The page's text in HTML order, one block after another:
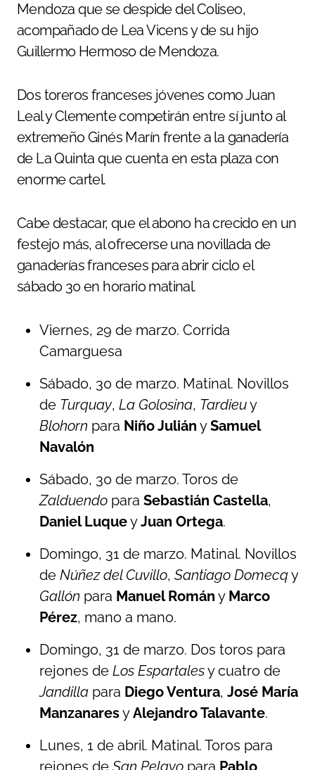
Mendoza que se despide del Coliseo,
acompañado de Lea Vicens y de su hijo
Guillermo Hermoso de Mendoza.
Dos toreros franceses jóvenes como Juan
Leal y Clemente competirán entre sí junto al
extremeño Ginés Marín frente a la ganadería
de La Quinta que cuenta en esta plaza con
enorme cartel.
Cabe destacar, que el abono ha crecido en un
festejo más, al ofrecerse una novillada de
ganaderías franceses para abrir ciclo el
sábado 30 en horario matinal.
Viernes, 29 de marzo. Corrida
Camarguesa
Sábado, 30 de marzo. Matinal. Novillos
de Turquay, La Golosina, Tardieuy
Blohorn para Niño Julián ySamuel
Navalón
Sábado, 30 de marzo. Toros de
Zalduendo para Sebastián Castella,
Daniel LuqueyJuan Ortega.
Domingo, 31 de marzo. Matinal. Novillos
de Núñez del Cuvillo, Santiago Domecqy
Gallón para Manuel Román y Marco
Pérez, mano a mano.
Domingo, 31 de marzo. Dos toros para
rejones de Los Espartalesy cuatro de
Jandilla para Diego Ventura, José María
ManzanaresyAlejandro Talavante.
Lunes, 1 de abril. Matinal. Toros para
rejones de San Pelayo para Pablo